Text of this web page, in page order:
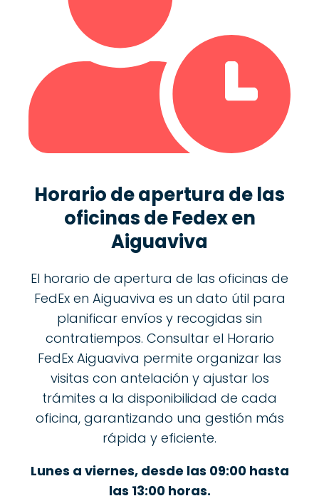
Horario de apertura de las
oficinas deFedex en
Aiguaviva
El horario de apertura de las oficinas de
FedEx en Aiguaviva es un dato útil para
planificar envíos y recogidas sin
contratiempos. Consultar el Horario
FedEx Aiguaviva permite organizar las
visitas con antelación y ajustar los
trámites a la disponibilidad de cada
oficina, garantizando una gestión más
rápida y eficiente.
Lunes a viernes, desde las 09:00 hasta
las 13:00 horas.